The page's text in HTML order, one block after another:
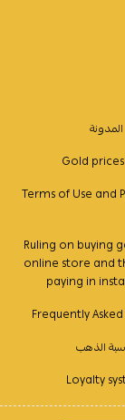
المدونة
Gold
Terms of Use and
Ruling on buying
online store and
paying in
Frequently
الذهب
Loyalty